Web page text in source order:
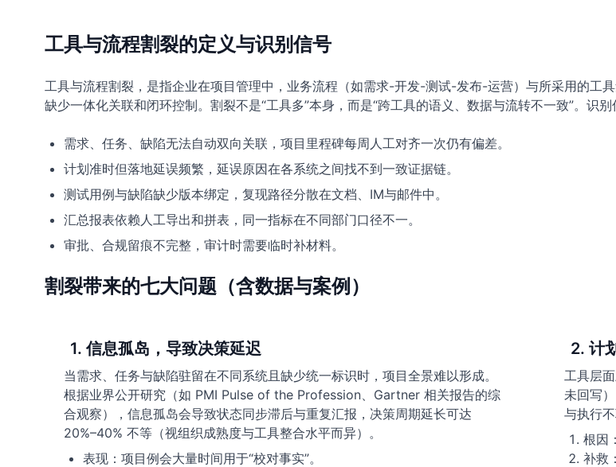
工具与流程割裂的定义与识别信号
工具与流程割裂，是指企业在项目管理中，业务流程（如需求-开发-测试-发布-运营）与所采用的工
缺少一体化关联和闭环控制。割裂不是“工具多”本身，而是“跨工具的语义、数据与流转不一致”。识别
需求、任务、缺陷无法自动双向关联，项目里程碑每周人工对齐一次仍有偏差。
计划准时但落地延误频繁，延误原因在各系统之间找不到一致证据链。
测试用例与缺陷缺少版本绑定，复现路径分散在文档、IM与邮件中。
汇总报表依赖人工导出和拼表，同一指标在不同部门口径不一。
审批、合规留痕不完整，审计时需要临时补材料。
割裂带来的七大问题（含数据与案例）
1. 信息孤岛，导致决策延迟
当需求、任务与缺陷驻留在不同系统且缺少统一标识时，项目全景难以形成。
根据业界公开研究（如 PMI Pulse of the Profession、Gartner 相关报告的综
合观察），信息孤岛会导致状态同步滞后与重复汇报，决策周期延长可达
20%–40% 不等（视组织成熟度与工具整合水平而异）。
表现：项目例会大量时间用于“校对事实”。
2. 计
工具层
未回写
与执行
根因
补救